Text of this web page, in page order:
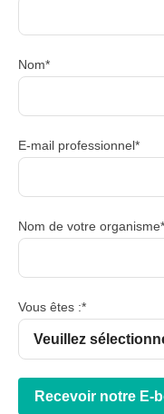
Nom*
E-mail professionnel*
Nom de votre organisme*
Vous êtes :*